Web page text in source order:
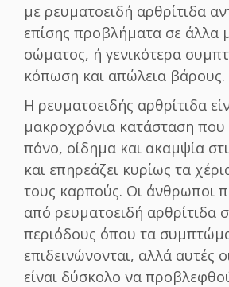
με ρευματοειδή αρθρίτιδα
επίσης προβλήματα σε άλλα
σώματος, ή γενικότερα
κόπωση και απώλεια βάρους.
Η ρευματοειδής αρθρίτιδα
μακροχρόνια κατάσταση που
πόνο, οίδημα και ακαμψία
και επηρεάζει κυρίως τα
τους καρπούς. Οι άνθρωποι
από ρευματοειδή αρθρίτιδα
περιόδους όπου τα
επιδεινώνονται, αλλά αυτές
είναι δύσκολο να